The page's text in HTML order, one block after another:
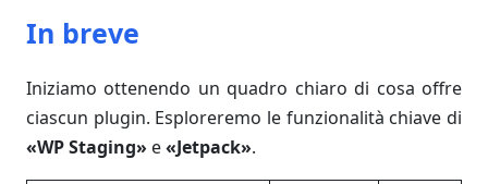
In breve
Iniziamo ottenendo un quadro chiaro di cosa offre
ciascun plugin. Esploreremo le funzionalità chiave di
«WP Staging» e«Jetpack».